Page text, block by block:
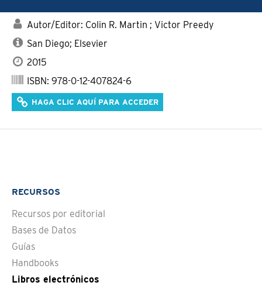
Autor/Editor: Colin R. Martin ; Victor Preedy
San Diego; Elsevier
2015
ISBN: 978-0-12-407824-6
HAGA CLIC AQUÍ PARA ACCEDER
RECURSOS
Recursos por editorial
Bases de Datos
Guías
Handbooks
Libros electrónicos